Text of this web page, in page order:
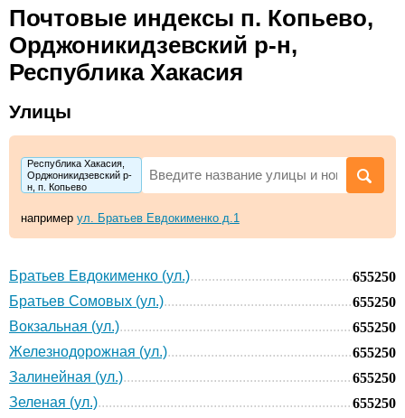
Почтовые индексы п. Копьево,
Орджоникидзевский р-н,
Республика Хакасия
Улицы
Республика Хакасия,
Орджоникидзевский р-
н, п. Копьево
например ул. Братьев Евдокименко д.1
Братьев Евдокименко (ул.)
655250
Братьев Сомовых (ул.)
655250
Вокзальная (ул.)
655250
Железнодорожная (ул.)
655250
Залинейная (ул.)
655250
Зеленая (ул.)
655250